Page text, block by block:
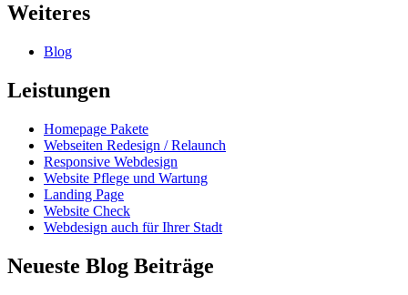
Weiteres
Blog
Leistungen
Homepage Pakete
Webseiten Redesign / Relaunch
Responsive Webdesign
Website Pflege und Wartung
Landing Page
Website Check
Webdesign auch für Ihrer Stadt
Neueste Blog Beiträge